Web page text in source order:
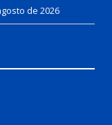
de 2026